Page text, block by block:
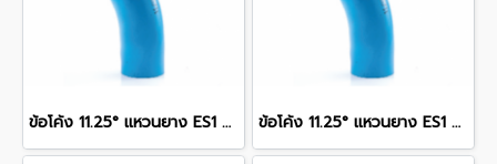
ข้อโค้ง 11.25° แหวนยาง ES1 SCG ขนาด 400 มม. (16 นิ้ว ) ชั้น 13.5 ข้อโค้ง 11.25° แหวนยาง ES1 SCG ขนาด 300 มม. (12 นิ้ว ) ชั้น 13.5